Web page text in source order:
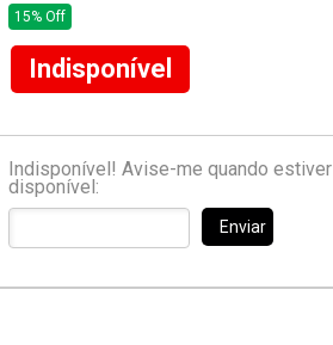
15% Off
Indisponível
Indisponível! Avise-me quando estiver
disponível:
Enviar